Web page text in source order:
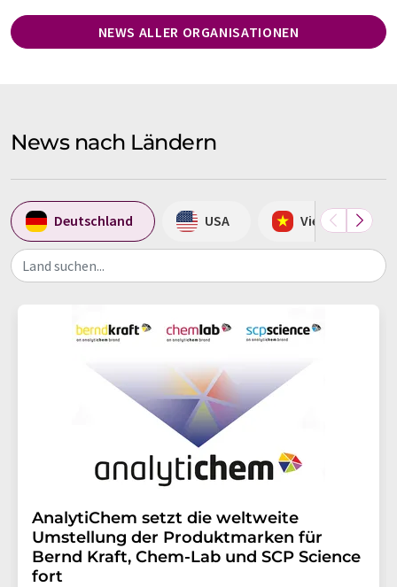
NEWS ALLER ORGANISATIONEN
News nach Ländern
Deutschland USA Vietnam
Land suchen...
AnalytiChem setzt die weltweite
Umstellung der Produktmarken für
Bernd Kraft, Chem-Lab und SCP Science
fort